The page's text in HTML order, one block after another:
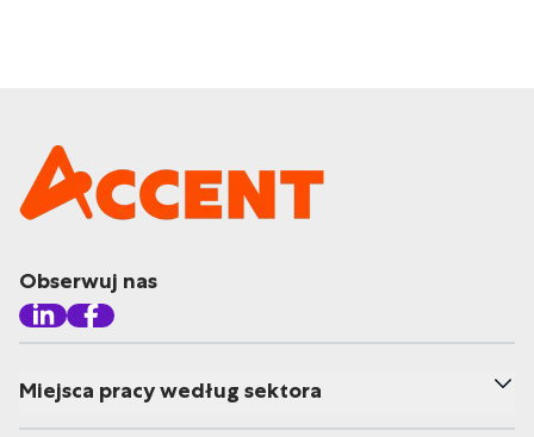
Obserwuj nas
Miejsca pracy według sektora